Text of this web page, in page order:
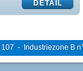
- Industriezone B